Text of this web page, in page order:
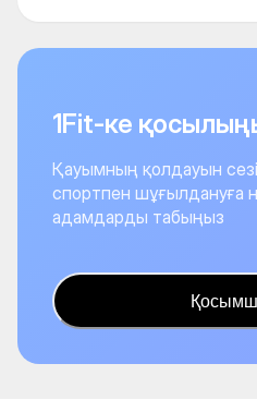
1Fit-ке
Қауымның қолдауын
спортпен шұғылдануға
адамдарды табыңыз